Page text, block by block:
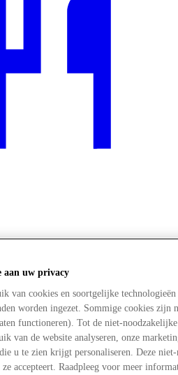
aan uw privacy
van cookies en soortgelijke
worden ingezet. Sommige cookies zijn
functioneren). Tot de niet-
van de website analyseren, onze
u te zien krijgt personaliseren. Deze
accepteert. Raadpleeg voor meer